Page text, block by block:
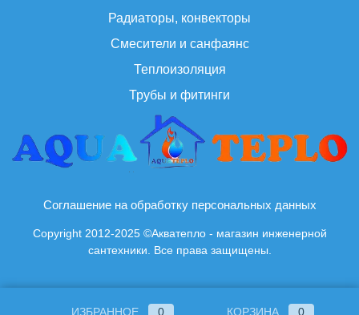
Радиаторы, конвекторы
Смесители и санфаянс
Теплоизоляция
Трубы и фитинги
Соглашение на обработку персональных данных
Copyright 2012-2025 ©Акватепло - магазин инженерной
сантехники. Все права защищены.
ИЗБРАННОЕ 0 КОРЗИНА 0